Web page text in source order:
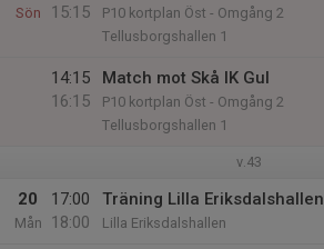
Sön
15:15
P10 kortplan Öst - Omgång 2
Tellusborgshallen 1
14:15
16:15
Match mot Skå IK Gul
P10 kortplan Öst - Omgång 2
Tellusborgshallen 1
v.43
20
Mån
17:00
18:00
Träning Lilla Eriksdalshallen
Lilla Eriksdalshallen